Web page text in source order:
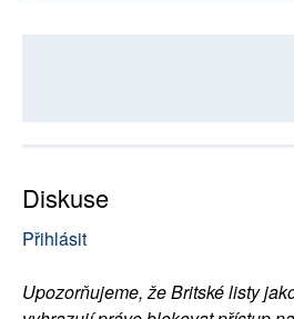
Diskuse
Přihlásit
Upozorňujeme, že Britské listy